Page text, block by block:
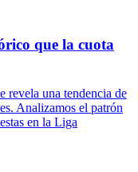
que la cuota
revela una tendencia de
Analizamos el patrón
en la Liga